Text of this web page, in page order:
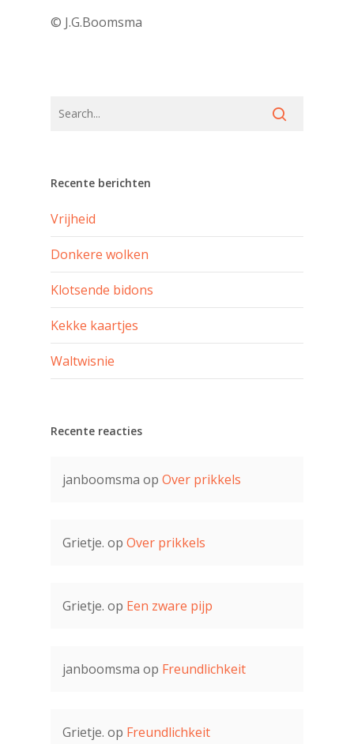
© J.G.Boomsma
Recente berichten
Vrijheid
Donkere wolken
Klotsende bidons
Kekke kaartjes
Waltwisnie
Recente reacties
janboomsma op Over prikkels
Grietje. op Over prikkels
Grietje. op Een zware pijp
janboomsma op Freundlichkeit
Grietje. op Freundlichkeit